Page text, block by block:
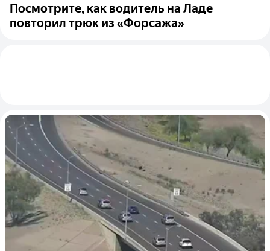
Посмотрите, как водитель на Ладе
повторил трюк из «Форсажа»